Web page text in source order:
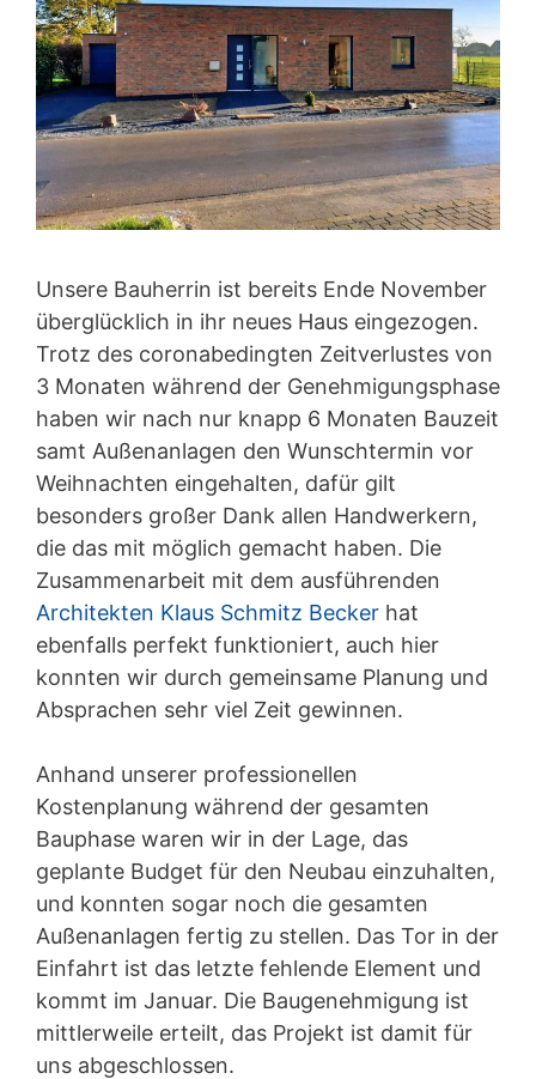
Unsere Bauherrin ist bereits Ende November
überglücklich in ihr neues Haus eingezogen.
Trotz des coronabedingten Zeitverlustes von
3 Monaten während der Genehmigungsphase
haben wir nach nur knapp 6 Monaten Bauzeit
samt Außenanlagen den Wunschtermin vor
Weihnachten eingehalten, dafür gilt
besonders großer Dank allen Handwerkern,
die das mit möglich gemacht haben. Die
Zusammenarbeit mit dem ausführenden
Architekten Klaus Schmitz Becker hat
ebenfalls perfekt funktioniert, auch hier
konnten wir durch gemeinsame Planung und
Absprachen sehr viel Zeit gewinnen.
Anhand unserer professionellen
Kostenplanung während der gesamten
Bauphase waren wir in der Lage, das
geplante Budget für den Neubau einzuhalten,
und konnten sogar noch die gesamten
Außenanlagen fertig zu stellen. Das Tor in der
Einfahrt ist das letzte fehlende Element und
kommt im Januar. Die Baugenehmigung ist
mittlerweile erteilt, das Projekt ist damit für
uns abgeschlossen.